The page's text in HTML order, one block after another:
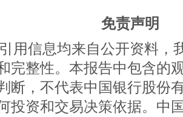
免责声明
用信息均来自公开资料，
完整性。本报告中包含的
断，不代表中国银行股份
投资和交易决策依据。中